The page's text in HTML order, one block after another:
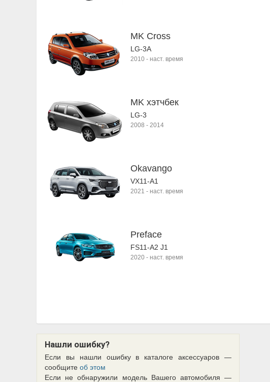
MK Cross
LG-3A
2010 - наст. время
MK хэтчбек
LG-3
2008 - 2014
Okavango
VX11-A1
2021 - наст. время
Preface
FS11-A2 J1
2020 - наст. время
Нашли ошибку?
Если вы нашли ошибку в каталоге аксессуаров —
сообщите об этом
Если не обнаружили модель Вашего автомобиля —